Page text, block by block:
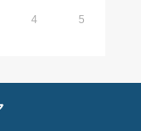
4 5